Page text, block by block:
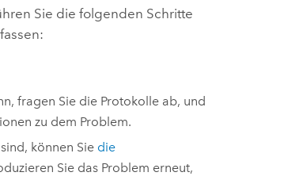
Sie die folgenden Schritte
fragen Sie die Protokolle ab, und
zu dem Problem.
können Sie die
Sie das Problem erneut,